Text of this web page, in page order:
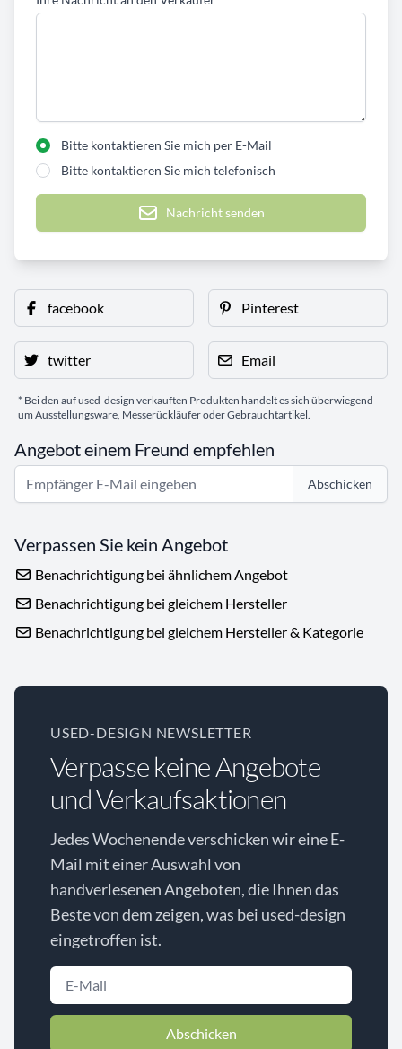
Bitte kontaktieren Sie mich per E-Mail
Bitte kontaktieren Sie mich telefonisch
Nachricht senden
facebook Pinterest
twitter Email
* Bei den auf used-design verkauften Produkten handelt es sich überwiegend
um Ausstellungsware, Messerückläufer oder Gebrauchtartikel.
Angebot einem Freund empfehlen
Abschicken
Verpassen Sie kein Angebot
Benachrichtigung bei ähnlichem Angebot
Benachrichtigung bei gleichem Hersteller
Benachrichtigung bei gleichem Hersteller & Kategorie
USED-DESIGN NEWSLETTER
Verpasse keine Angebote
und Verkaufsaktionen
Jedes Wochenende verschicken wir eine E-
Mail mit einer Auswahl von
handverlesenen Angeboten, die Ihnen das
Beste von dem zeigen, was bei used-design
eingetroffen ist.
Abschicken